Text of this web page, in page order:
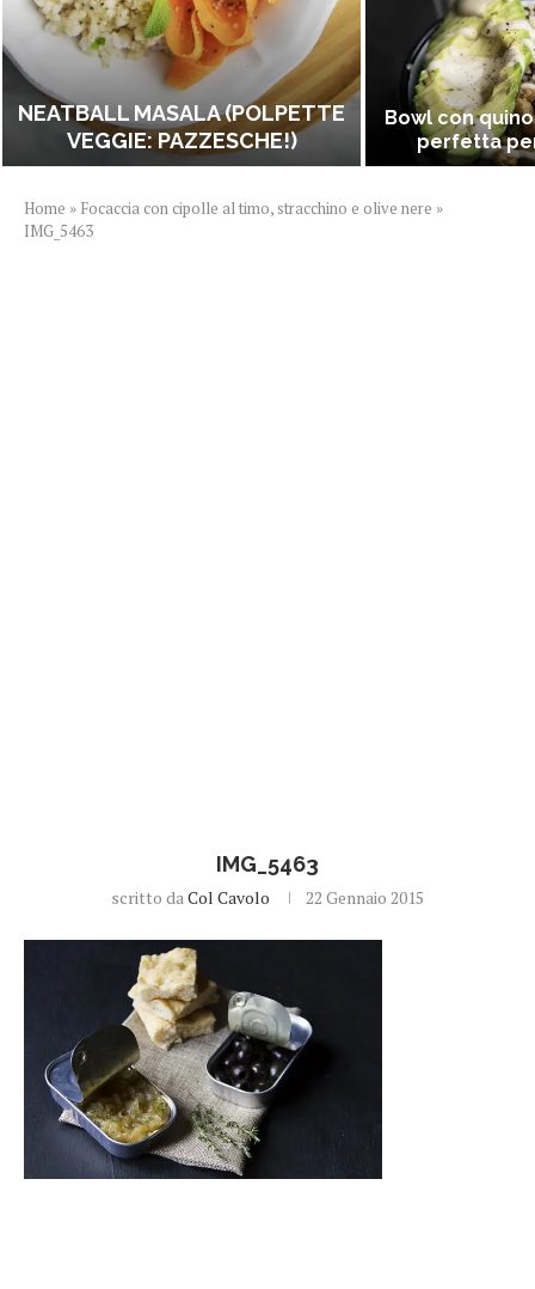
NEATBALL MASALA (POLPETTE
VEGGIE: PAZZESCHE!)
Bowl con
perfetta
Home » Focaccia con cipolle al timo, stracchino e olive nere »
IMG_5463
IMG_5463
scritto daCol Cavolo 22 Gennaio 2015